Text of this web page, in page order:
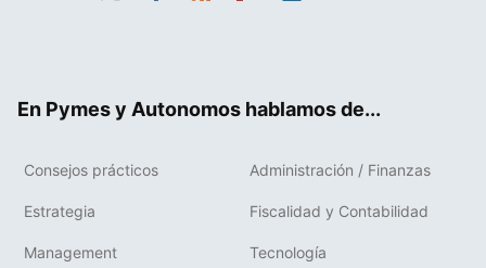
En Pymes y Autonomos hablamos de...
Consejos prácticos Administración / Finanzas
Estrategia Fiscalidad y Contabilidad
Management Tecnología